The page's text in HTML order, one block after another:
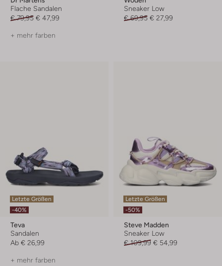
Flache Sandalen
€ 79,95 € 47,99
+ mehr farben
Sneaker Low
€ 69,95 € 27,99
Letzte Größen
-40%
Teva
Sandalen
Ab € 26,99
+ mehr farben
Letzte Größen
-50%
Steve Madden
Sneaker Low
€ 109,99 € 54,99